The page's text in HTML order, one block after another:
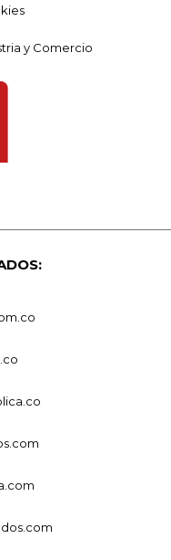
y Comercio